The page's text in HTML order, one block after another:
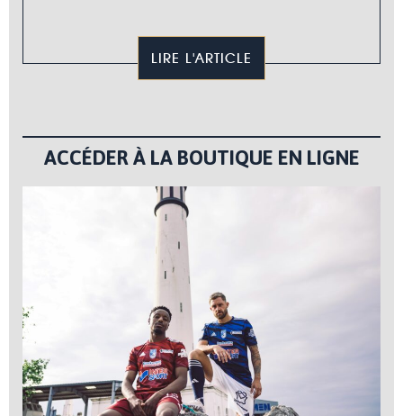
LIRE L'ARTICLE
ACCÉDER À LA BOUTIQUE EN LIGNE